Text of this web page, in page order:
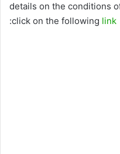
details on the conditions
click on the following link
: